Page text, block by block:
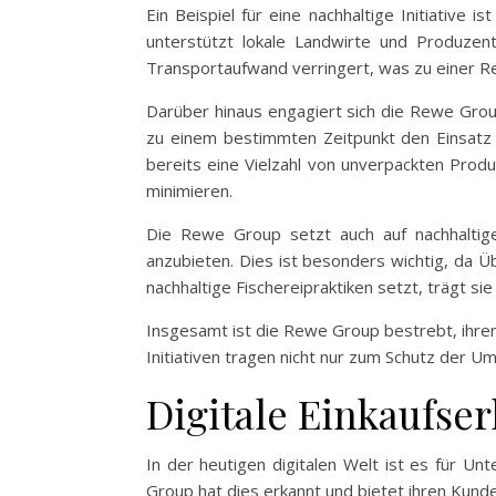
Ein Beispiel für eine nachhaltige Initiative
unterstützt lokale Landwirte und
Transportaufwand verringert, was zu einer
Darüber hinaus engagiert sich die Rewe
zu einem bestimmten Zeitpunkt den
bereits eine Vielzahl von unverpackten
minimieren.
Die Rewe Group setzt auch auf
anzubieten. Dies ist besonders wichtig, da
nachhaltige Fischereipraktiken setzt, trägt
Insgesamt ist die Rewe Group bestrebt,
Initiativen tragen nicht nur zum Schutz der
Digitale
In der heutigen digitalen Welt ist es für
Group hat dies erkannt und bietet ihren